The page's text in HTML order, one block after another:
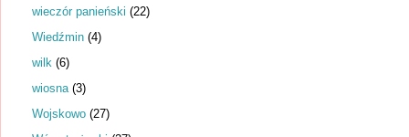
wieczór panieński (22)
Wiedźmin (4)
wilk (6)
wiosna (3)
Wojskowo (27)